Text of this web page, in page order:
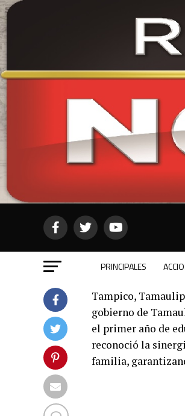
PRINCIPALES
Tampico,
gobierno de
el primer año de
reconoció la
familia,